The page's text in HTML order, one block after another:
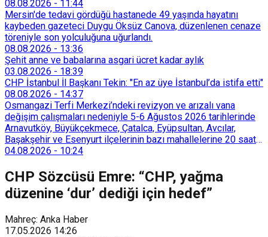
08.08.2026 - 11:44
Mersin'de tedavi gördüğü hastanede 49 yaşında hayatını
kaybeden gazeteci Duygu Öksüz Canova, düzenlenen cenaze
töreniyle son yolculuğuna uğurlandı.
08.08.2026 - 13:36
Şehit anne ve babalarına asgari ücret kadar aylık
03.08.2026 - 18:39
CHP İstanbul İl Başkanı Tekin: "En az üye İstanbul’da istifa etti"
08.08.2026 - 14:37
Osmangazi Terfi Merkezi’ndeki revizyon ve arızalı vana
değişim çalışmaları nedeniyle 5-6 Ağustos 2026 tarihlerinde
Arnavutköy, Büyükçekmece, Çatalca, Eyüpsultan, Avcılar,
Başakşehir ve Esenyurt ilçelerinin bazı mahallelerine 20 saat
süreyle su verilemeyecek.
04.08.2026 - 10:24
CHP Sözcüsü Emre: “CHP, yağma
düzenine ‘dur’ dediği için hedef”
Mahreç: Anka Haber
17.05.2026 14:26